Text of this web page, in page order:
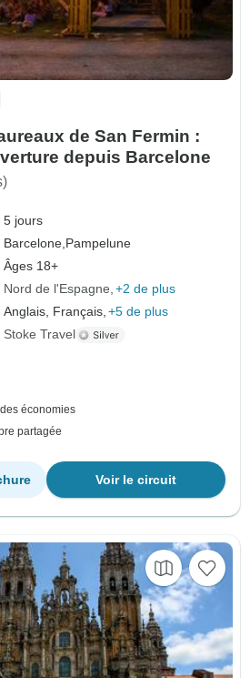
de San Fermin :
depuis Barcelone
5 jours
Barcelone, Pampelune
Âges 18+
Nord de l'Espagne +2 de plus
Anglais, Français, +5 de plus
Stoke Travel
économies
partagée
Voir le circuit